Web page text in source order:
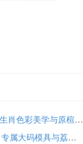
Nike Air Force 1 马年限定翠绿杏红深度解析：生肖色彩美学与原楦工艺的收藏之道
Nike Air Force 1’07 Low莫兰特联名深度解析：专属大码模具与荔枝皮重塑经典版型